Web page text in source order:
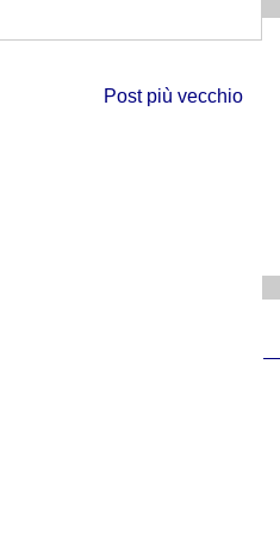
Post più vecchio